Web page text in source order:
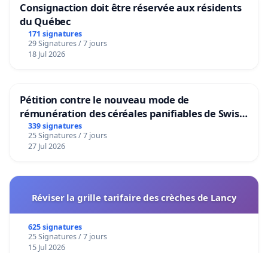
Consignaction doit être réservée aux résidents
du Québec
171 signatures
29 Signatures / 7 jours
18 Jul 2026
Pétition contre le nouveau mode de
rémunération des céréales panifiables de Swiss
granum basé sur la teneur en protéines
339 signatures
25 Signatures / 7 jours
27 Jul 2026
Réviser la grille tarifaire des crèches de Lancy
625 signatures
25 Signatures / 7 jours
15 Jul 2026